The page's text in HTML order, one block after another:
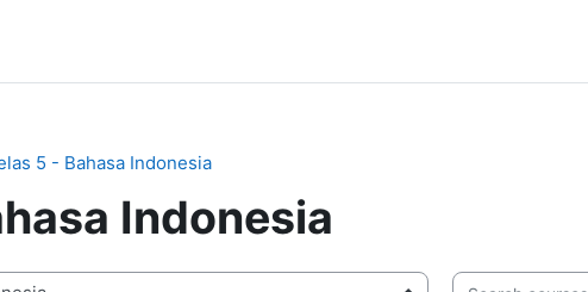
5 - Bahasa Indonesia
Indonesia